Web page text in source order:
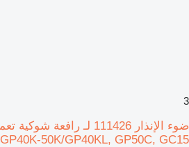
3
GP40K-50K/GP40KL, GP50C, GC15